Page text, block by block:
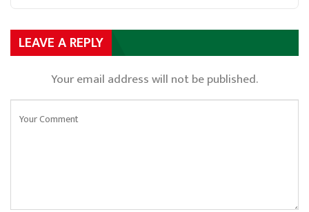
LEAVE A REPLY
Your email address will not be published.